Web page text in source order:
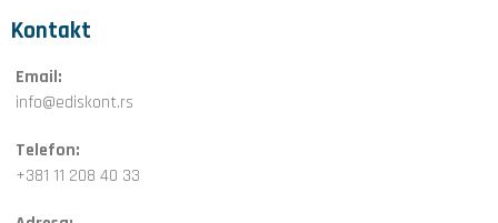
Kontakt
Email:
info@ediskont.rs
Telefon:
+381 11 208 40 33